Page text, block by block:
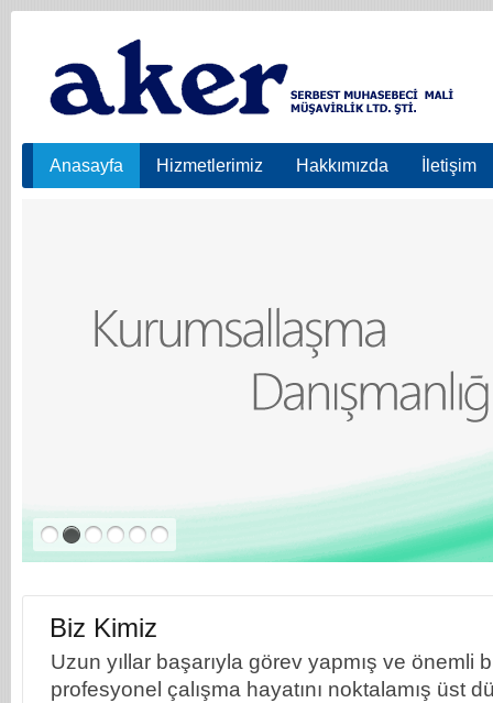
Anasayfa Hizmetlerimiz Hakkımızda İletişim
Biz Kimiz
Uzun yıllar başarıyla görev yapmış ve önemli
profesyonel çalışma hayatını noktalamış üst